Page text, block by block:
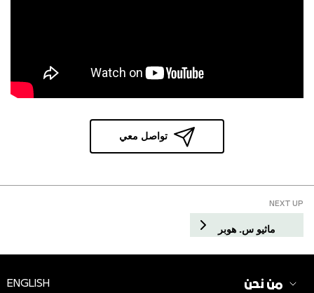
تواصل معي
NEXT UP
ماثيو س. هوبر
من نحن
ENGLISH